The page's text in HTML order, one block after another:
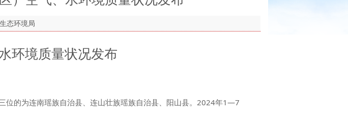
生态环境局
环境质量状况发布
位的为连南瑶族自治县、连山壮族瑶族自治县、阳山县。2024年1—7